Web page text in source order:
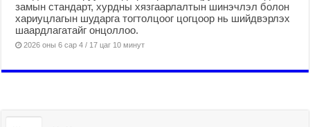
замын стандарт, хурдны хязгаарлалтын шинэчлэл болон
хариуцлагын шударга тогтолцоог цогцоор нь шийдвэрлэх
шаардлагатайг онцоллоо.
2026 оны 6 сар 4 / 17 цаг 10 минут